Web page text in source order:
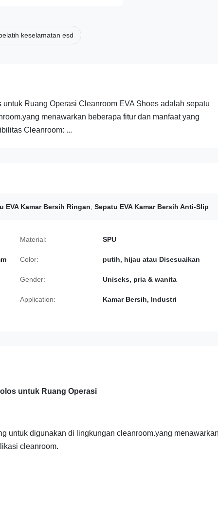
keselamatan esd
Ruang Operasi Cleanroom EVA Shoes adalah sepatu
menawarkan beberapa fitur dan manfaat yang
Cleanroom: ...
EVA Kamar Bersih Ringan Sepatu EVA Kamar Bersih Anti-Slip
Material: SPU
Color: putih, hijau atau Disesuaikan
Gender: Uniseks, pria & wanita
Application: Kamar Bersih, Industri
untuk Ruang Operasi
untuk digunakan di lingkungan cleanroom.yang
cleanroom.